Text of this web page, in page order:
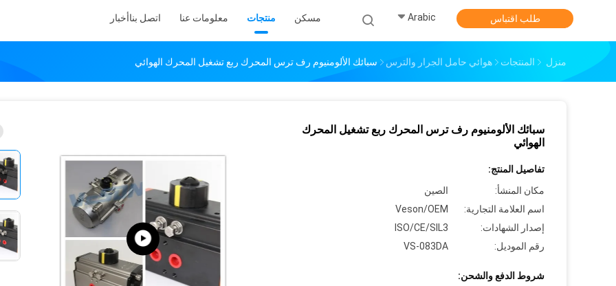
مسكن منتجات معلومات عنا اتصل بناأخبار Arabic طلب اقتباس
منزل المنتجات هوائي حامل الجرار والترس سبائك الألومنيوم رف ترس المحرك ربع تشغيل المحرك الهوائي
سبائك الألومنيوم رف ترس المحرك ربع تشغيل المحرك
الهوائي
تفاصيل المنتج:
مكان المنشأ:
الصين
اسم العلامة التجارية:
Veson/OEM
إصدار الشهادات:
ISO/CE/SIL3
رقم الموديل:
VS-083DA
شروط الدفع والشحن: